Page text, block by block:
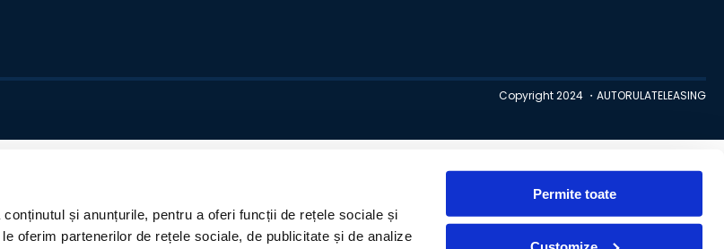
și anunțurile, pentru a oferi funcții de rețele sociale și
oferim partenerilor de rețele sociale, de publicitate și de analize
Permite toate
Copyright 2024 ・AUTORULATELEASING